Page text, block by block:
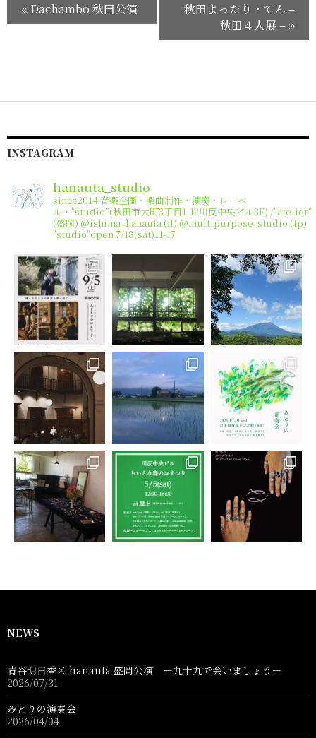
« Dachambo 秋田公演
秋田よったり・てん –
秋田４人展 – »
INSTAGRAM
hanauta_studio
since2014音楽企画・楽曲制作・演奏・レーベ
ル・"studio”(秋田市大町3丁目1-12川反中央ビル3F) /"atelier"
(盛岡) @ishima_hanauta (fl) @multipurpose_studio (tp)
"studio"open 7/18(sat)11-17
NEWS
青谷明日香× hanauta 盛岡公演 －九十九で会いましょう－
2026/07/31
みどりの演奏会
2026/04/04